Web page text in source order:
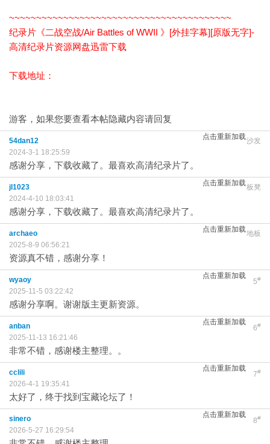
~~~~~~~~~~~~~~~~~~~~~~~~~~~~~~~~~~~~~~~~~
纪录片《二战空战/Air Battles of WWII 》[外挂字幕][原版无字]-
高清纪录片资源网盘迅雷下载
下载地址：
游客，如果您要查看本帖隐藏内容请回复
点击重新加载沙发
54dan12
2024-3-1 18:25:59
感谢分享，下载收藏了。最喜欢高清纪录片了。
点击重新加载板凳
jl1023
2024-4-10 18:03:41
感谢分享，下载收藏了。最喜欢高清纪录片了。
点击重新加载地板
archaeo
2025-8-9 06:56:21
资源真不错，感谢分享！
点击重新加载
5#
wyaoy
2025-11-5 03:22:42
感谢分享啊。谢谢版主更新资源。
点击重新加载
6#
anban
2025-11-13 16:21:46
非常不错，感谢楼主整理。。
点击重新加载
7#
cclili
2026-4-1 19:35:41
太好了，终于找到宝藏论坛了！
点击重新加载
8#
sinero
2026-5-27 16:29:54